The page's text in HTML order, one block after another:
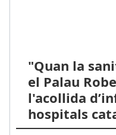
"Quan la
el Palau
l'acollida
hospitals